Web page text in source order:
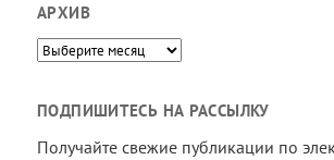
АРХИВ
Архив
ПОДПИШИТЕСЬ НА РАССЫЛКУ
Получайте свежие публикации по